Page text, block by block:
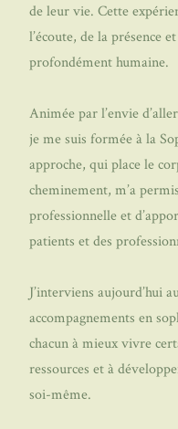
de leur vie. Cette
l’écoute, de la présence
profondément humaine.
Animée par l’envie
je me suis formée à la
approche, qui place le
cheminement, m’a
professionnelle et
patients et des
J’interviens aujourd’hui
accompagnements en
chacun à mieux vivre
ressources et à
soi-même.